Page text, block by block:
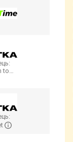
to…